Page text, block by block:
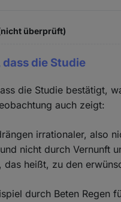
überprüft)
die Studie
die Studie bestätigt,
auch zeigt:
irrationaler, also
nicht durch Vernunft
das heißt, zu den
durch Beten Regen